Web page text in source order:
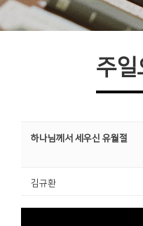
주일
하나님께서 세우신 유월절
김규환